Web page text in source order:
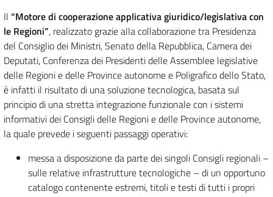
Il “Motore di cooperazione applicativa giuridico/legislativa con
le Regioni”, realizzato grazie alla collaborazione tra Presidenza
del Consiglio dei Ministri, Senato della Repubblica, Camera dei
Deputati, Conferenza dei Presidenti delle Assemblee legislative
delle Regioni e delle Province autonome e Poligrafico dello Stato,
è infatti il risultato di una soluzione tecnologica, basata sul
principio di una stretta integrazione funzionale con i sistemi
informativi dei Consigli delle Regioni e delle Province autonome,
la quale prevede i seguenti passaggi operativi:
messa a disposizione da parte dei singoli Consigli regionali –
sulle relative infrastrutture tecnologiche – di un opportuno
catalogo contenente estremi, titoli e testi di tutti i propri